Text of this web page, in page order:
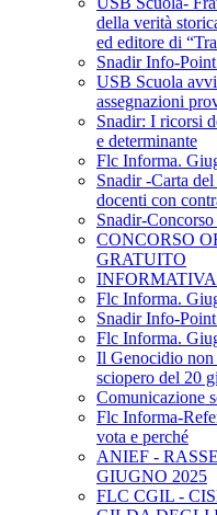
della verità
ed editore di
Snadir Info-
USB Scuola
assegnazioni
Snadir: I ricorsi
e determinante
Flc Informa.
Snadir -Carta
docenti con
Snadir-
CONCORSO
GRATUITO
Flc Informa.
Snadir Info-Point
Flc Informa.
Il Genocidio non
sciopero del 20
Comunicazione
Flc Informa-
vota e perché
ANIEF -
GIUGNO 2025
FLC CGIL -